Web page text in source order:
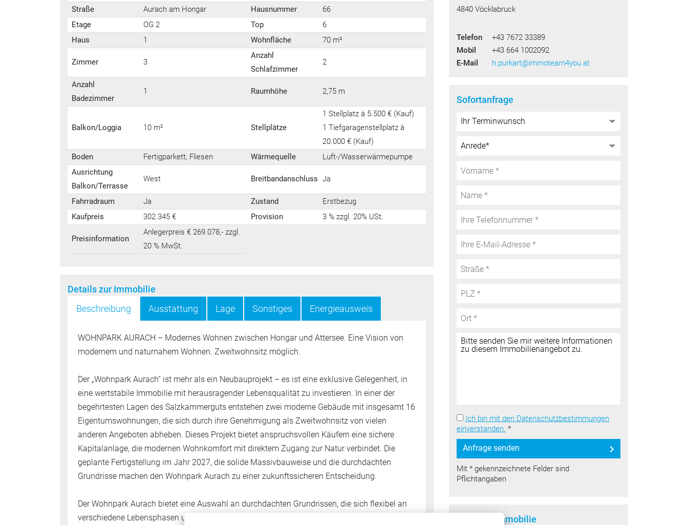
Straße
Aurach am Hongar Hausnummer
66
Etage
OG 2 Top
6
Haus
1 Wohnfläche 70 m²
Zimmer 3
Anzahl
Schlafzimmer
2
Anzahl
Badezimmer
1 Raumhöhe 2,75 m
Balkon/Loggia 10 m² Stellplätze
1 Stellplatz à 5.500 € (Kauf)
1 Tiefgaragenstellplatz à
20.000 € (Kauf)
Boden
Fertigparkett, Fliesen Wärmequelle
Luft-/Wasserwärmepumpe
Ausrichtung
Balkon/Terrasse
West Breitbandanschluss Ja
Fahrradraum Ja Zustand
Erstbezug
Kaufpreis
302.345 € Provision 3 % zzgl. 20% USt.
Preisinformation
Anlegerpreis € 269.078,- zzgl.
20 % MwSt.
Details zur Immobilie
Beschreibung
Ausstattung Lage Sonstiges Energieausweis
WOHNPARK AURACH – Modernes Wohnen zwischen Hongar und Attersee. Eine Vision von
modernem und naturnahem Wohnen. Zweitwohnsitz möglich.
Der „Wohnpark Aurach“ ist mehr als ein Neubauprojekt – es ist eine exklusive Gelegenheit, in
eine wertstabile Immobilie mit herausragender Lebensqualität zu investieren. In einer der
begehrtesten Lagen des Salzkammerguts entstehen zwei moderne Gebäude mit insgesamt 16
Eigentumswohnungen, die sich durch ihre Genehmigung als Zweitwohnsitz von vielen
anderen Angeboten abheben. Dieses Projekt bietet anspruchsvollen Käufern eine sichere
Kapitalanlage, die modernen Wohnkomfort mit direktem Zugang zur Natur verbindet. Die
geplante Fertigstellung im Jahr 2027, die solide Massivbauweise und die durchdachten
Grundrisse machen den Wohnpark Aurach zu einer zukunftssicheren Entscheidung.
Der Wohnpark Aurach bietet eine Auswahl an durchdachten Grundrissen, die sich flexibel an
verschiedene Lebensphasen und individuelle Bedürfnisse anpassen. Mit Wohnungsgrößen
4840 Vöcklabruck
Telefon
+43 7672 33389
Mobil
+43 664 1002092
E-Mail
h.purkart@immoteam4you.at
Sofortanfrage
Ich bin mit den Datenschutzbestimmungen
einverstanden. *
Anfrage senden
Mit * gekennzeichnete Felder sind
Pflichtangaben
Lage der Immobilie